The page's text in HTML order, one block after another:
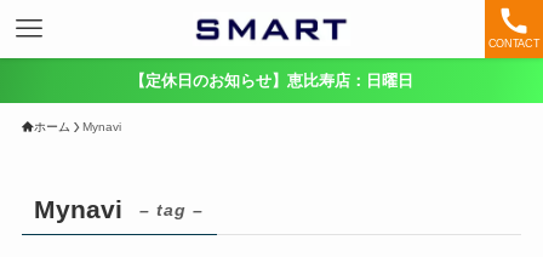
CONTACT
【定休日のお知らせ】恵比寿店：日曜日
ホーム Mynavi
Mynavi – tag –